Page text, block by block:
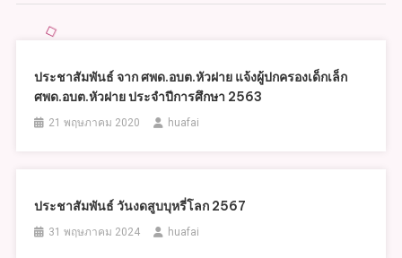
ประชาสัมพันธ์ จาก ศพด.อบต.หัวฝาย แจ้งผู้ปกครองเด็กเล็ก
ศพด.อบต.หัวฝาย ประจำปีการศึกษา 2563
21 พฤษภาคม 2020 huafai
ประชาสัมพันธ์ วันงดสูบบุหรี่โลก 2567
31 พฤษภาคม 2024 huafai